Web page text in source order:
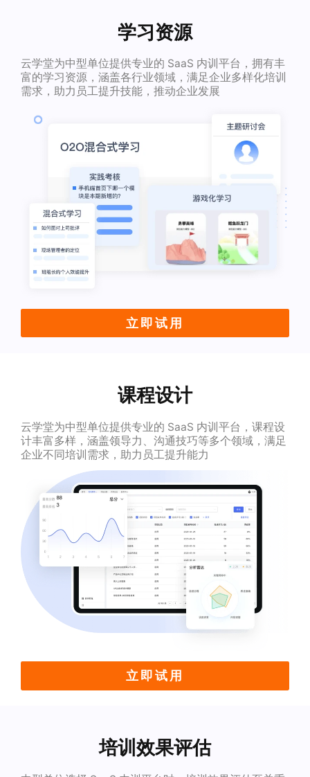
学习资源
云学堂为中型单位提供专业的 SaaS 内训平台，拥有丰
富的学习资源，涵盖各行业领域，满足企业多样化培训
需求，助力员工提升技能，推动企业发展
立即试用
课程设计
云学堂为中型单位提供专业的 SaaS 内训平台，课程设
计丰富多样，涵盖领导力、沟通技巧等多个领域，满足
企业不同培训需求，助力员工提升能力
立即试用
培训效果评估